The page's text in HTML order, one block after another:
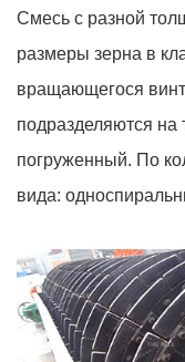
Смесь с разной
размеры зерна в
вращающегося
подразделяются на
погруженный. По
вида: